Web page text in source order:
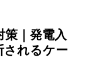
｜発電入
されるケー